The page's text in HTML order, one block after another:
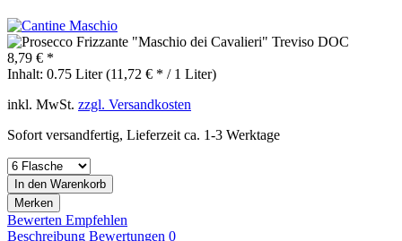
8,79 € *
Inhalt: 0.75 Liter (11,72 € * / 1 Liter)
inkl. MwSt. zzgl. Versandkosten
Sofort versandfertig, Lieferzeit ca. 1-3 Werktage
In den Warenkorb
Merken
Bewerten Empfehlen
Beschreibung Bewertungen 0